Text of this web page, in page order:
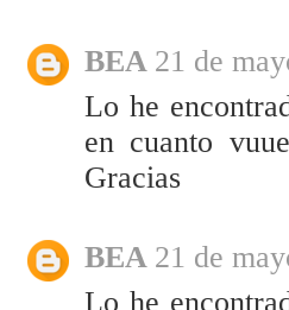
BEA 21 de
Lo he
en cuanto
Gracias
BEA 21 de
Lo he